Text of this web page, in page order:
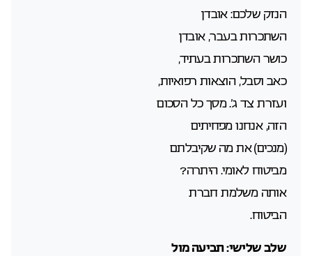
הנזק שלכם: אובדן
השתכרות בעבר, אובדן
כושר השתכרות בעתיד,
כאב וסבל, הוצאות רפואיות,
ועזרת צד ג’. מסך כל הסכום
הזה, אנחנו מפחיתים
(מנכים) את מה שקיבלתם
מביטוח לאומי. היתרה?
אותה משלמת חברת
הביטוח.
שלב שלישי: תביעה מול